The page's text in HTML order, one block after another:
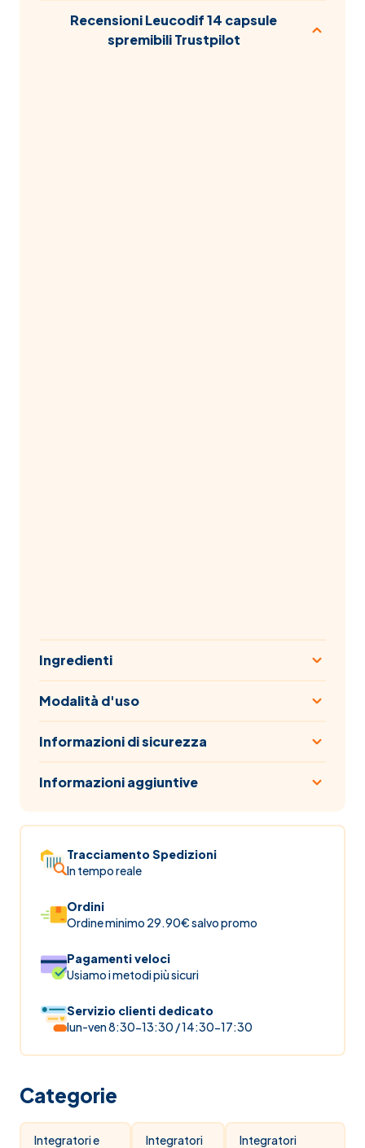
Recensioni Leucodif 14 capsule
spremibili Trustpilot
Ingredienti
Modalità d'uso
Informazioni di sicurezza
Informazioni aggiuntive
Tracciamento Spedizioni
In tempo reale
Ordini
Ordine minimo 29.90€ salvo promo
Pagamenti veloci
Usiamo i metodi più sicuri
Servizio clienti dedicato
lun-ven 8:30-13:30 / 14:30-17:30
Categorie
Integratori e
Integratori
Integratori